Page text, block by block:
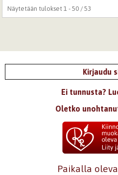
Näytetään tulokset 1 - 50 / 53
Kirjaudu
Ei tunnusta?
Oletko
Paikalla